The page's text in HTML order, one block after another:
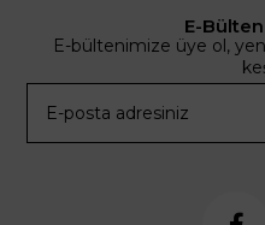
E-
E-bültenimize üye ol,